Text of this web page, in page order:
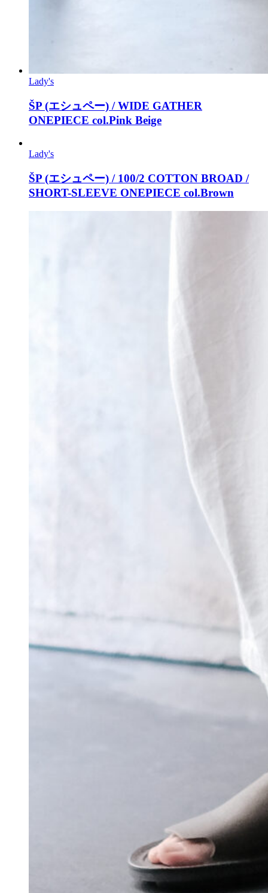
Lady's
ŠP (エシュペー) / WIDE GATHER
ONEPIECE col.Pink Beige
Lady's
ŠP (エシュペー) / 100/2 COTTON BROAD /
SHORT-SLEEVE ONEPIECE col.Brown